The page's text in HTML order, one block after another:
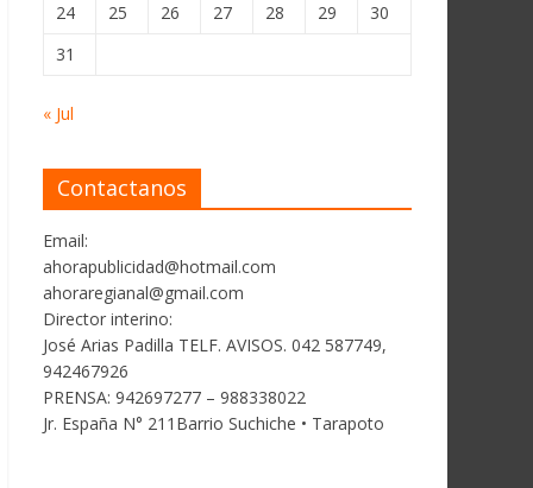
24
25 26 27 28 29
30
31
« Jul
Contactanos
Email:
ahorapublicidad@hotmail.com
ahoraregianal@gmail.com
Director interino:
José Arias Padilla TELF. AVISOS. 042 587749,
942467926
PRENSA: 942697277 – 988338022
Jr. España N° 211Barrio Suchiche • Tarapoto